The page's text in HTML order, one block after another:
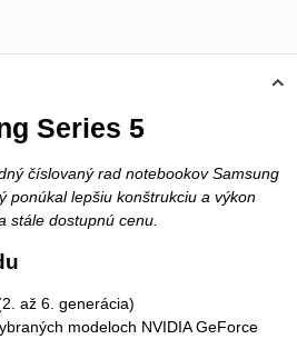
Series 5
číslovaný rad notebookov Samsung
ponúkal lepšiu konštrukciu a výkon
stále dostupnú cenu.
až 6. generácia)
modeloch NVIDIA GeForce